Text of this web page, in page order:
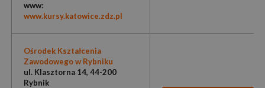
www:
www.kursy.katowice.zdz.pl
Ośrodek Kształcenia
Zawodowego w Rybniku
ul. Klasztorna 14, 44-200
Rybnik